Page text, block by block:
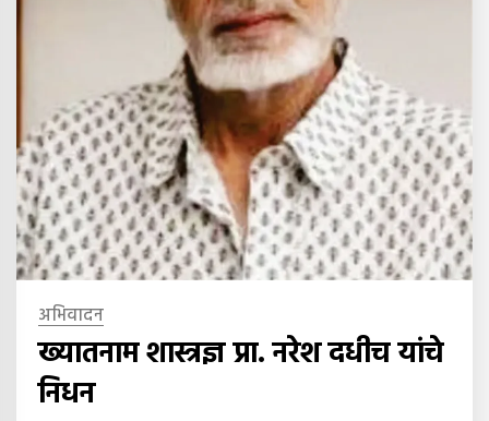
अभिवादन
ख्यातनाम शास्त्रज्ञ प्रा. नरेश दधीच यांचे
निधन